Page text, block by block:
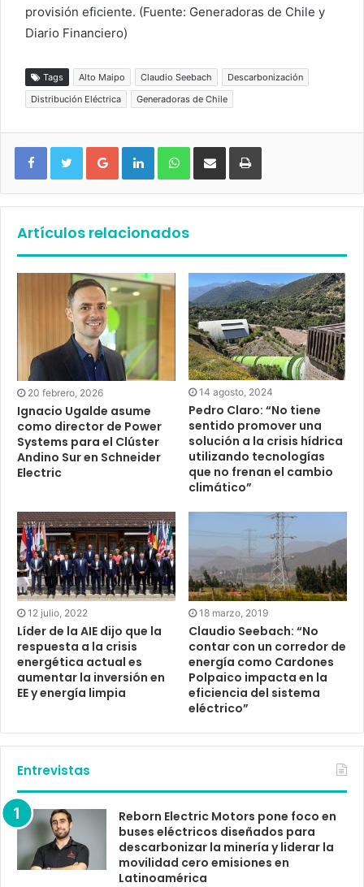
provisión eficiente. (Fuente: Generadoras de Chile y
Diario Financiero)
Tags Alto Maipo Claudio Seebach
Descarbonización
Distribución Eléctrica
Generadoras de Chile
Google+ LinkedIn WhatsApp
Artículos relacionados
20 febrero, 2026
Ignacio Ugalde asume
como director de Power
Systems para el Clúster
Andino Sur en Schneider
Electric
14 agosto, 2024
Pedro Claro: “No tiene
sentido promover una
solución a la crisis hídrica
utilizando tecnologías
que no frenan el cambio
climático”
12 julio, 2022
Líder de la AIE dijo que la
respuesta a la crisis
energética actual es
aumentar la inversión en
EE y energía limpia
18 marzo, 2019
Claudio Seebach: “No
contar con un corredor de
energía como Cardones
Polpaico impacta en la
eficiencia del sistema
eléctrico”
Entrevistas
Reborn Electric Motors pone foco en
buses eléctricos diseñados para
descarbonizar la minería y liderar la
movilidad cero emisiones en
Latinoamérica